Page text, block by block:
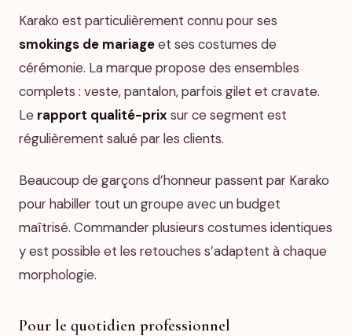
Karako est particulièrement connu pour ses
smokings de mariageet ses costumes de
cérémonie. La marque propose des ensembles
complets : veste, pantalon, parfois gilet et cravate.
Le rapport qualité-prix sur ce segment est
régulièrement salué par les clients.
Beaucoup de garçons d’honneur passent par Karako
pour habiller tout un groupe avec un budget
maîtrisé. Commander plusieurs costumes identiques
y est possible et les retouches s’adaptent à chaque
morphologie.
Pour le quotidien professionnel